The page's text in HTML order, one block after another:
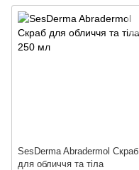
SesDerma Abradermol Скраб
для обличчя та тіла